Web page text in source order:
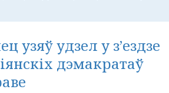
узяў удзел у з’ездзе
дэмакратаў